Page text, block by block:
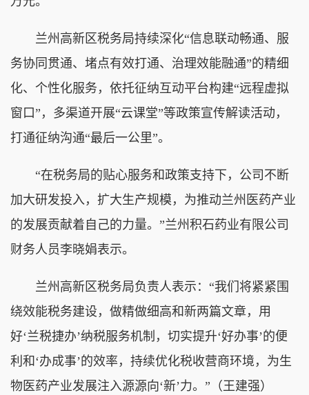
兰州高新区税务局持续深化“信息联动畅通、服
务协同贯通、堵点有效打通、治理效能融通”的精细
化、个性化服务，依托征纳互动平台构建“远程虚拟
窗口”，多渠道开展“云课堂”等政策宣传解读活动，
打通征纳沟通“最后一公里”。
“在税务局的贴心服务和政策支持下，公司不断
加大研发投入，扩大生产规模，为推动兰州医药产业
的发展贡献着自己的力量。”兰州积石药业有限公司
财务人员李晓娟表示。
兰州高新区税务局负责人表示：“我们将紧紧围
绕效能税务建设，做精做细高和新两篇文章，用
好‘兰税捷办’纳税服务机制，切实提升‘好办事’的便
利和‘办成事’的效率，持续优化税收营商环境，为生
物医药产业发展注入源源向‘新’力。”（王建强）